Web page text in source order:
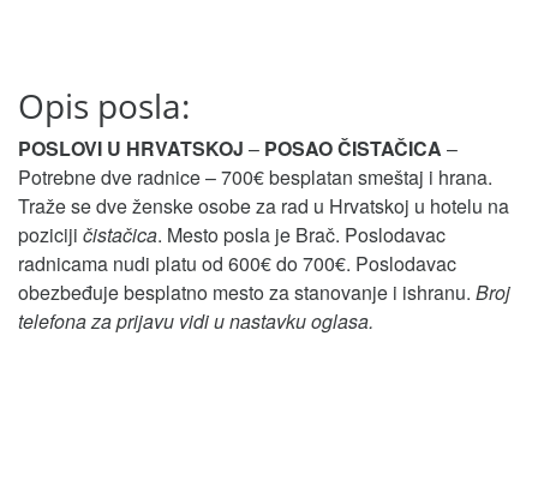
Opis posla:
POSLOVI U HRVATSKOJ – POSAO ČISTAČICA –
Potrebne dve radnice – 700€ besplatan smeštaj i hrana.
Traže se dve ženske osobe za rad u Hrvatskoj u hotelu na
poziciji čistačica. Mesto posla je Brač. Poslodavac
radnicama nudi platu od 600€ do 700€. Poslodavac
obezbeđuje besplatno mesto za stanovanje i ishranu. Broj
telefona za prijavu vidi u nastavku oglasa.